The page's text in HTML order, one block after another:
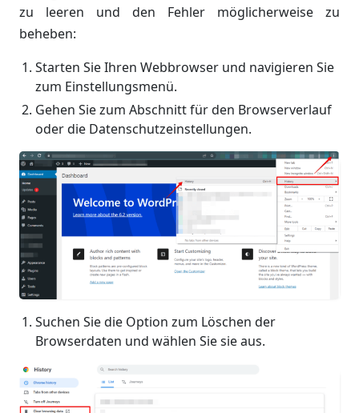
zu leeren und den Fehler möglicherweise zu
beheben:
Starten Sie Ihren Webbrowser und navigieren Sie
zum Einstellungsmenü.
Gehen Sie zum Abschnitt für den Browserverlauf
oder die Datenschutzeinstellungen.
Suchen Sie die Option zum Löschen der
Browserdaten und wählen Sie sie aus.